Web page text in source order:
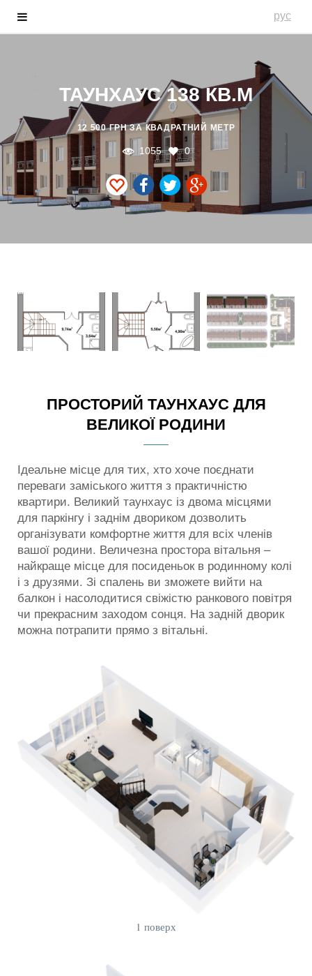
рус
ТАУНХАУС 138 КВ.М
12 500 ГРН ЗА КВАДРАТНИЙ МЕТР
1055 0
ПРОСТОРИЙ ТАУНХАУС ДЛЯ
ВЕЛИКОЇ РОДИНИ
Ідеальне місце для тих, хто хоче поєднати
переваги заміського життя з практичністю
квартири. Великий таунхаус із двома місцями
для паркінгу і заднім двориком дозволить
організувати комфортне життя для всіх членів
вашої родини. Величезна простора вітальня –
найкраще місце для посиденьок в родинному колі
і з друзями. Зі спалень ви зможете вийти на
балкон і насолодитися свіжістю ранкового повітря
чи прекрасним заходом сонця. На задній дворик
можна потрапити прямо з вітальні.
1 поверх